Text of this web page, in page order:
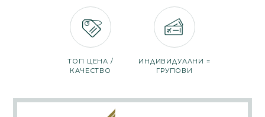
ТОП ЦЕНА /
КАЧЕСТВО
ИНДИВИДУАЛНИ =
ГРУПОВИ